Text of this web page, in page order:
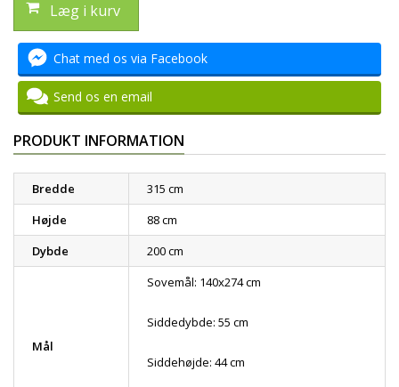
Læg i kurv
Chat med os via Facebook
Send os en email
PRODUKT INFORMATION
Bredde
315 cm
Højde
88 cm
Dybde
200 cm
Mål
Sovemål: 140x274 cm
Siddedybde: 55 cm
Siddehøjde: 44 cm